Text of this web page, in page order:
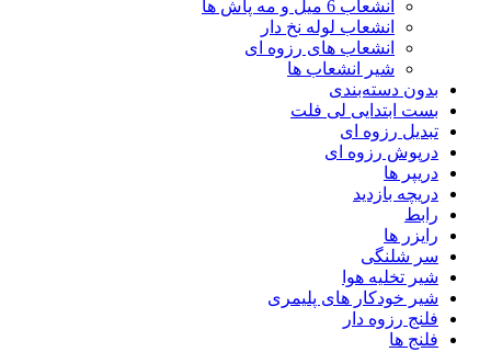
انشعاب 6 میل و مه پاش ها
انشعاب لوله نخ دار
انشعاب های رزوه ای
شیر انشعاب ها
بدون دسته‌بندی
بست ابتدایی لی فلت
تبدیل رزوه ای
درپوش رزوه ای
دریپر ها
دریچه بازدید
رابط
رایزر ها
سر شلنگی
شیر تخلیه هوا
شیر خودکار های پلیمری
فلنج رزوه دار
فلنج ها